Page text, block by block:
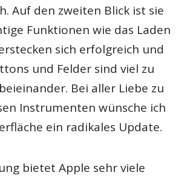
Auf den zweiten Blick ist sie
Funktionen wie das Laden
sich erfolgreich und
und Felder sind viel zu
Bei aller Liebe zu
Instrumenten wünsche ich
ein radikales Update.
bietet Apple sehr viele